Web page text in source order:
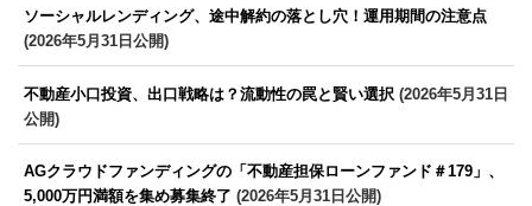
ソーシャルレンディング、途中解約の落とし穴！運用期間の注意点
(2026年5月31日公開)
不動産小口投資、出口戦略は？流動性の罠と賢い選択 (2026年5月31日
公開)
AGクラウドファンディングの「不動産担保ローンファンド＃179」、
5,000万円満額を集め募集終了 (2026年5月31日公開)